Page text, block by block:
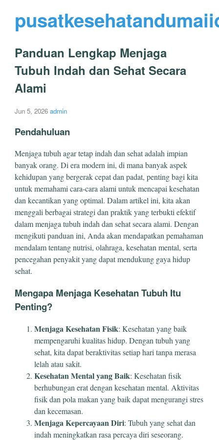
Panduan Lengkap Menjaga
Tubuh Indah dan Sehat Secara
Alami
Jun 5, 2026 admin
Pendahuluan
Menjaga tubuh agar tetap indah dan sehat adalah impian
banyak orang. Di era modern ini, di mana banyak aspek
kehidupan yang bergerak cepat dan padat, penting bagi kita
untuk memahami cara-cara alami untuk mencapai kesehatan
dan kecantikan yang optimal. Dalam artikel ini, kita akan
menggali berbagai strategi dan praktik yang terbukti efektif
dalam menjaga tubuh indah dan sehat secara alami. Dengan
mengikuti panduan ini, Anda akan mendapatkan pemahaman
mendalam tentang nutrisi, olahraga, kesehatan mental, serta
pencegahan penyakit yang dapat mendukung gaya hidup
sehat.
Mengapa Menjaga Kesehatan Tubuh Itu
Penting?
Menjaga Kesehatan Fisik: Kesehatan yang baik
mempengaruhi kualitas hidup. Dengan tubuh yang
sehat, kita dapat beraktivitas setiap hari tanpa merasa
lelah atau sakit.
Kesehatan Mental yang Baik: Kesehatan fisik
berhubungan erat dengan kesehatan mental. Aktivitas
fisik dan pola makan yang baik dapat mengurangi stres
dan kecemasan.
Menjaga Kepercayaan Diri: Tubuh yang sehat dan
indah meningkatkan rasa percaya diri seseorang.